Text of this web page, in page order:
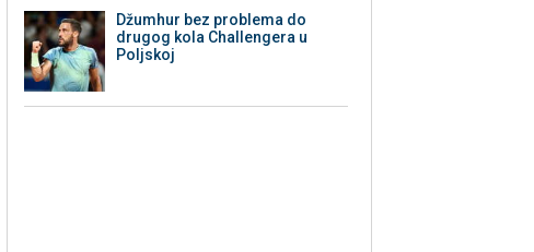
Džumhur bez problema do
drugog kola Challengera u
Poljskoj